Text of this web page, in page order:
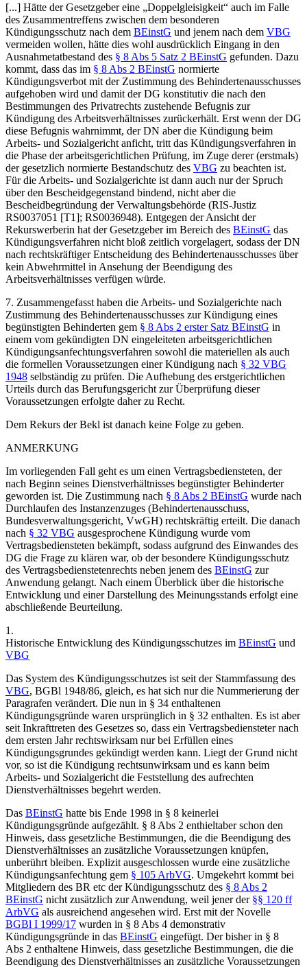
[...] Hätte der Gesetzgeber eine „Doppelgleisigkeit“ auch im Falle
des Zusammentreffens zwischen dem besonderen
Kündigungsschutz nach dem BEinstG und jenem nach dem VBG
vermeiden wollen, hätte dies wohl ausdrücklich Eingang in den
Ausnahmetatbestand des § 8 Abs 5 Satz 2 BEinstG gefunden. Dazu
kommt, dass das im § 8 Abs 2 BEinstG normierte
Kündigungsverbot mit der Zustimmung des Behindertenausschusses
aufgehoben wird und damit der DG konstitutiv die nach den
Bestimmungen des Privatrechts zustehende Befugnis zur
Kündigung des Arbeitsverhältnisses zurückerhält. Erst wenn der DG
diese Befugnis wahrnimmt, der DN aber die Kündigung beim
Arbeits- und Sozialgericht anficht, tritt das Kündigungsverfahren in
die Phase der arbeitsgerichtlichen Prüfung, im Zuge derer (erstmals)
der gesetzlich normierte Bestandschutz des VBG zu beachten ist.
Für die Arbeits- und Sozialgerichte ist dann auch nur der Spruch
über den Bescheidgegenstand bindend, nicht aber die
Bescheidbegründung der Verwaltungsbehörde (RIS-Justiz
RS0037051 [T1]; RS0036948). Entgegen der Ansicht der
Rekurswerberin hat der Gesetzgeber im Bereich des BEinstG das
Kündigungsverfahren nicht bloß zeitlich vorgelagert, sodass der DN
nach rechtskräftiger Entscheidung des Behindertenausschusses über
kein Abwehrmittel in Ansehung der Beendigung des
Arbeitsverhältnisses verfügen würde.
7. Zusammengefasst haben die Arbeits- und Sozialgerichte nach
Zustimmung des Behindertenausschusses zur Kündigung eines
begünstigten Behinderten gem § 8 Abs 2 erster Satz BEinstG in
einem vom gekündigten DN eingeleiteten arbeitsgerichtlichen
Kündigungsanfechtungsverfahren sowohl die materiellen als auch
die formellen Voraussetzungen einer Kündigung nach § 32 VBG
1948 selbständig zu prüfen. Die Aufhebung des erstgerichtlichen
Urteils durch das Berufungsgericht zur Überprüfung dieser
Voraussetzungen erfolgte daher zu Recht.
Dem Rekurs der Bekl ist danach keine Folge zu geben.
ANMERKUNG
Im vorliegenden Fall geht es um einen Vertragsbediensteten, der
nach Beginn seines Dienstverhältnisses begünstigter Behinderter
geworden ist. Die Zustimmung nach § 8 Abs 2 BEinstG wurde nach
Durchlaufen des Instanzenzuges (Behindertenausschuss,
Bundesverwaltungsgericht, VwGH) rechtskräftig erteilt. Die danach
nach § 32 VBG ausgesprochene Kündigung wurde vom
Vertragsbediensteten bekämpft, sodass aufgrund des Einwandes des
DG die Frage zu klären war, ob der besondere Kündigungsschutz
des Vertragsbedienstetenrechts neben jenem des BEinstG zur
Anwendung gelangt. Nach einem Überblick über die historische
Entwicklung und einer Darstellung des Meinungsstands erfolgt eine
abschließende Beurteilung.
1.
Historische Entwicklung des Kündigungsschutzes im BEinstG und
VBG
Das System des Kündigungsschutzes ist seit der Stammfassung des
VBG, BGBl 1948/86, gleich, es hat sich nur die Nummerierung der
Paragrafen verändert. Die nun in § 34 enthaltenen
Kündigungsgründe waren ursprünglich in § 32 enthalten. Es ist aber
seit Inkrafttreten des Gesetzes so, dass ein Vertragsbediensteter nach
dem ersten Jahr rechtswirksam nur bei Erfüllen eines
Kündigungsgrundes gekündigt werden kann. Liegt der Grund nicht
vor, so ist die Kündigung rechtsunwirksam und es kann beim
Arbeits- und Sozialgericht die Feststellung des aufrechten
Dienstverhältnisses begehrt werden.
Das BEinstG hatte bis Ende 1998 in § 8 keinerlei
Kündigungsgründe aufgezählt. § 8 Abs 2 enthieltaber schon den
Hinweis, dass gesetzliche Bestimmungen, die die Beendigung des
Dienstverhältnisses an zusätzliche Voraussetzungen knüpfen,
unberührt bleiben. Explizit ausgeschlossen wurde eine zusätzliche
Kündigungsanfechtung gem § 105 ArbVG. Umgekehrt kommt bei
Mitgliedern des BR etc der Kündigungsschutz des § 8 Abs 2
BEinstG nicht zusätzlich zur Anwendung, weil jener der §§ 120 ff
ArbVG als ausreichend angesehen wird. Erst mit der Novelle
BGBl I 1999/17 wurden in § 8 Abs 4 demonstrativ
Kündigungsgründe in das BEinstG eingefügt. Der bisher in § 8
Abs 2 enthaltene Hinweis, dass gesetzliche Bestimmungen, die die
Beendigung des Dienstverhältnisses an zusätzliche Voraussetzungen